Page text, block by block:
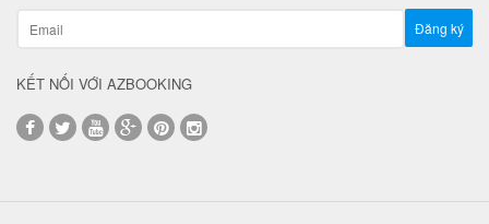
KẾT NỐI VỚI AZBOOKING